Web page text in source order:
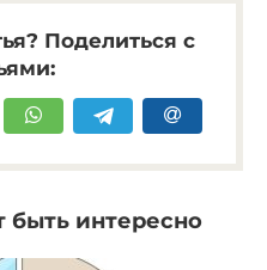
Поделиться с
интересно